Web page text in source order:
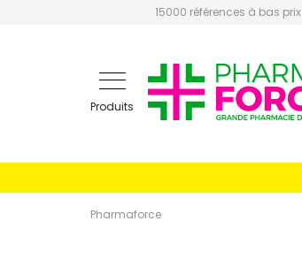
15000 références à bas prix
Produits
Pharmaforce